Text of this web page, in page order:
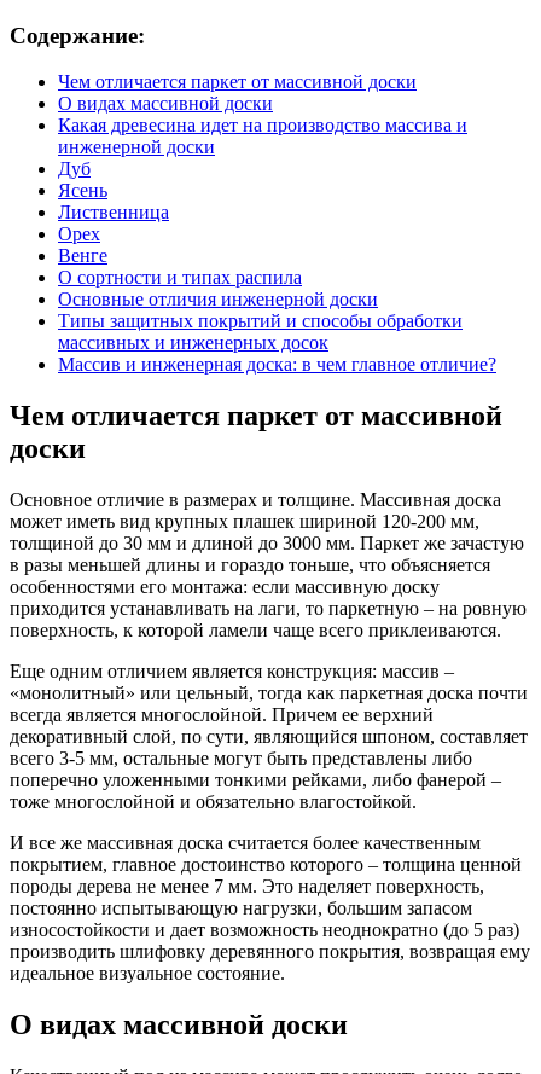
Содержание:
Чем отличается паркет от массивной доски
О видах массивной доски
Какая древесина идет на производство массива и
инженерной доски
Дуб
Ясень
Лиственница
Орех
Венге
О сортности и типах распила
Основные отличия инженерной доски
Типы защитных покрытий и способы обработки
массивных и инженерных досок
Массив и инженерная доска: в чем главное отличие?
Чем отличается паркет от массивной
доски
Основное отличие в размерах и толщине. Массивная доска
может иметь вид крупных плашек шириной 120-200 мм,
толщиной до 30 мм и длиной до 3000 мм. Паркет же зачастую
в разы меньшей длины и гораздо тоньше, что объясняется
особенностями его монтажа: если массивную доску
приходится устанавливать на лаги, то паркетную – на ровную
поверхность, к которой ламели чаще всего приклеиваются.
Еще одним отличием является конструкция: массив –
«монолитный» или цельный, тогда как паркетная доска почти
всегда является многослойной. Причем ее верхний
декоративный слой, по сути, являющийся шпоном, составляет
всего 3-5 мм, остальные могут быть представлены либо
поперечно уложенными тонкими рейками, либо фанерой –
тоже многослойной и обязательно влагостойкой.
И все же массивная доска считается более качественным
покрытием, главное достоинство которого – толщина ценной
породы дерева не менее 7 мм. Это наделяет поверхность,
постоянно испытывающую нагрузки, большим запасом
износостойкости и дает возможность неоднократно (до 5 раз)
производить шлифовку деревянного покрытия, возвращая ему
идеальное визуальное состояние.
О видах массивной доски